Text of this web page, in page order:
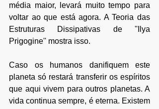
média maior, levará muito tempo para
voltar ao que está agora. A Teoria das
Estruturas Dissipativas de ''Ilya
Prigogine'' mostra isso.
Caso os humanos danifiquem este
planeta só restará transferir os espíritos
que aqui vivem para outros planetas. A
vida continua sempre, é eterna. Existem